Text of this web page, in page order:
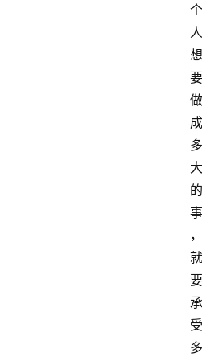
个
人
想
要
做
成
多
大
的
事
，
就
要
承
受
多